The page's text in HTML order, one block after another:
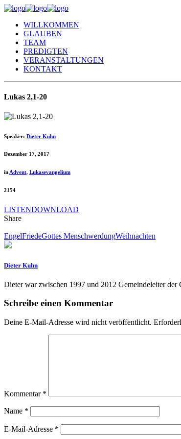
WILLKOMMEN
GLAUBEN
TEAM
PREDIGTEN
VERANSTALTUNGEN
KONTAKT
Lukas 2,1-20
Speaker: Dieter Kuhn
Dezember 17, 2017
inAdvent, Lukasevangelium
2154
LISTENDOWNLOAD
Share
EngelFriedeGottes MenschwerdungWeihnachten
Dieter Kuhn
Dieter war zwischen 1997 und 2012 Gemeindeleiter der
Schreibe einen Kommentar
Deine E-Mail-Adresse wird nicht veröffentlicht.
Kommentar *
Name *
E-Mail-Adresse *